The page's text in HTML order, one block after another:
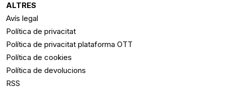
ALTRES
Avís legal
Política de privacitat
Política de privacitat plataforma OTT
Política de cookies
Política de devolucions
RSS